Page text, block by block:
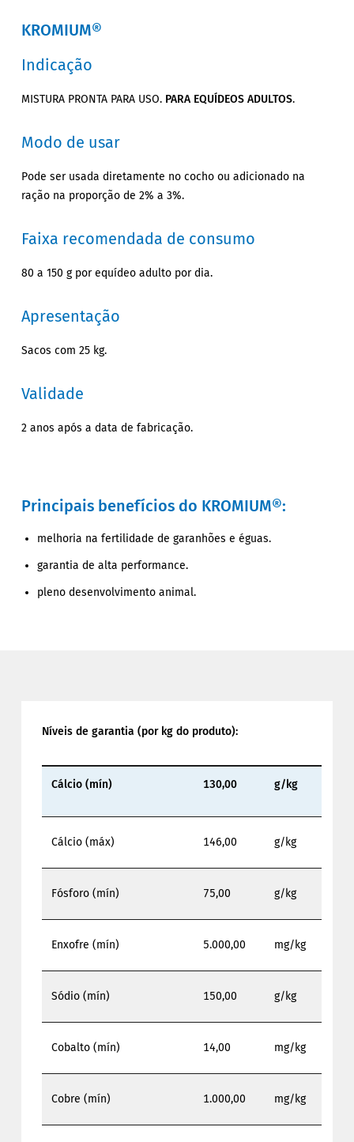
KROMIUM®
Indicação
MISTURA PRONTA PARA USO. PARA EQUÍDEOS ADULTOS.
Modo de usar
Pode ser usada diretamente no cocho ou adicionado na
ração na proporção de 2% a 3%.
Faixa recomendada de consumo
80 a 150 g por equídeo adulto por dia.
Apresentação
Sacos com 25 kg.
Validade
2 anos após a data de fabricação.
Principais benefícios do KROMIUM®:
melhoria na fertilidade de garanhões e éguas.
garantia de alta performance.
pleno desenvolvimento animal.
Níveis de garantia (por kg do produto):
Cálcio (mín) 130,00 g/kg
Cálcio (máx) 146,00 g/kg
Fósforo (mín) 75,00 g/kg
Enxofre (mín) 5.000,00 mg/kg
Sódio (mín) 150,00 g/kg
Cobalto (mín) 14,00 mg/kg
Cobre (mín) 1.000,00 mg/kg